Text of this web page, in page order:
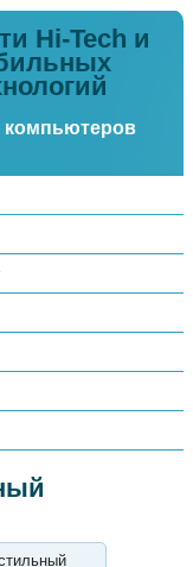
Hi-Tech и
компьютеров